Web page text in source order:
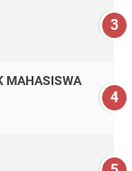
MAHASISWA